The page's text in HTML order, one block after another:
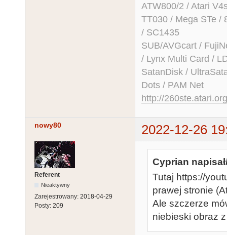
ATW800/2 / Atari
TT030 / Mega STe /
/ SC1435
SUB/AVGcart /
/ Lynx Multi Card /
SatanDisk /
Dots / PAM Net
http://260ste.atari.org
nowy80 2022-12-26
Referent
Nieaktywny
Zarejestrowany: 2018-04-29
Posty: 209
Cyprian
Tutaj https://
prawej stronie
Ale szczerze
niebieski obraz